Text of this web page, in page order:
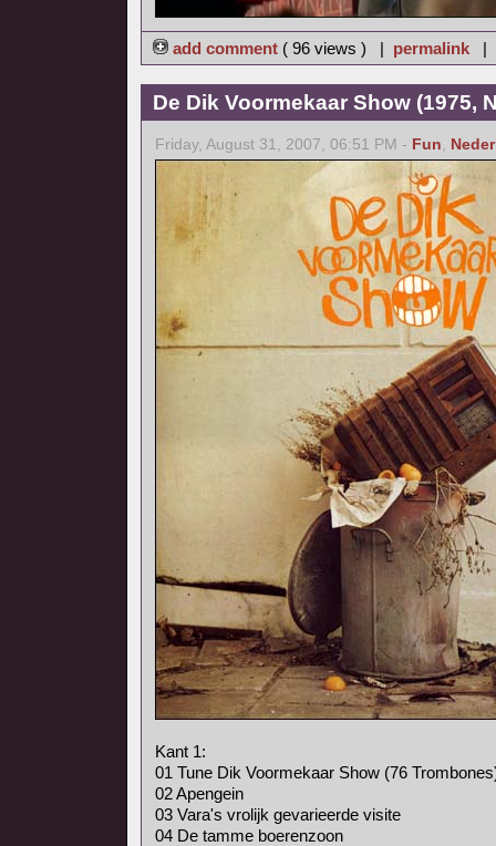
add comment ( 96 views ) | permalink |
De Dik Voormekaar Show (1975,
Friday, August 31, 2007, 06:51 PM - Fun,
Kant 1:
01 Tune Dik Voormekaar Show (76
02 Apengein
03 Vara's vrolijk gevarieerde visite
04 De tamme boerenzoon